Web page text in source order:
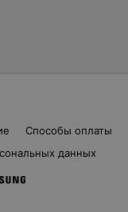
Способы оплаты
данных